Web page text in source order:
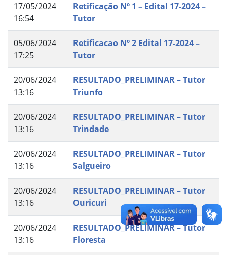
17/05/2024
16:54
Retificação Nº 1 – Edital 17-2024 –
Tutor
05/06/2024
17:25
Retificacao Nº 2 Edital 17-2024 –
Tutor
20/06/2024
13:16
RESULTADO_PRELIMINAR – Tutor
Triunfo
20/06/2024
13:16
RESULTADO_PRELIMINAR – Tutor
Trindade
20/06/2024
13:16
RESULTADO_PRELIMINAR – Tutor
Salgueiro
20/06/2024
13:16
RESULTADO_PRELIMINAR – Tutor
Ouricuri
20/06/2024
13:16
RESULTADO_PRELIMINAR – Tutor
Floresta